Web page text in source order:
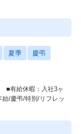
夏季 慶弔
■有給休暇：入社3ヶ
/慶弔/特別/リフレッ